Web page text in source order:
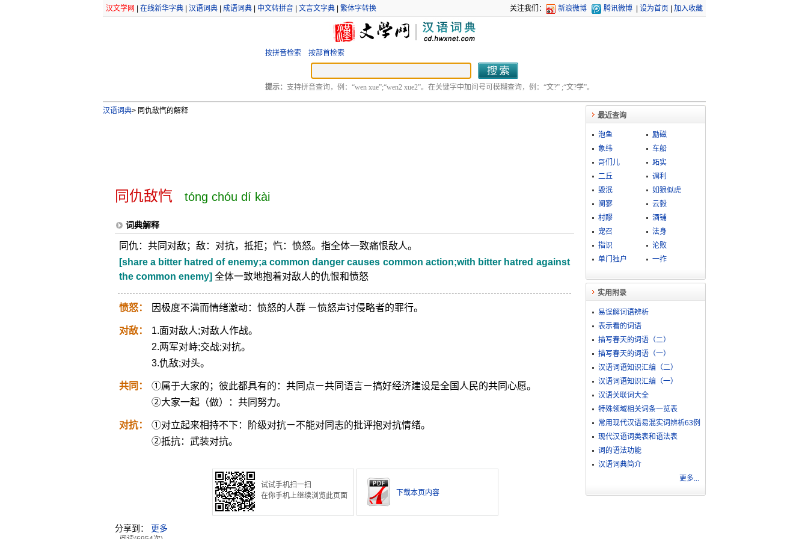
汉文学网 在线新华字典| 汉语词典| 成语词典| 中文转拼音| 文言文字典| 繁体字转换 关注我们： 新浪微博 腾讯微博 设为首页 加入收藏
按拼音检索 按部首检索
提示： 支持拼音查询，例：“wen xue”;“wen2 xue2”。在关键字中加问号可模糊查询，例：“文?” ;“文?学”。
汉语词典>同仇敌忾的解释
同仇敌忾 tóng chóu dí kài
词典解释
同仇：共同对敌；敌：对抗，抵拒；忾：愤怒。指全体一致痛恨敌人。
[share a bitter hatred of enemy;a common danger causes common action;with bitter hatred against
the common enemy] 全体一致地抱着对敌人的仇恨和愤怒
愤怒： 因极度不满而情绪激动：愤怒的人群 ㄧ愤怒声讨侵略者的罪行。
对敌：
1.面对敌人;对敌人作战。
2.两军对峙;交战;对抗。
3.仇敌;对头。
共同：
①属于大家的；彼此都具有的：共同点ㄧ共同语言ㄧ搞好经济建设是全国人民的共同心愿。
②大家一起（做）：共同努力。
对抗：
①对立起来相持不下：阶级对抗ㄧ不能对同志的批评抱对抗情绪。
②抵抗：武装对抗。
试试手机扫一扫
在你手机上继续浏览此页面
下载本页内容
分享到： 更多
最近查询
泡鱼
励磁
象纬
车船
哥们儿
跖实
二丘
调利
毁泯
如狼似虎
阒寥
云縠
村醪
酒铺
宠召
法身
指识
沦败
单门独户
一拃
实用附录
易误解词语辨析
表示看的词语
描写春天的词语（二）
描写春天的词语（一）
汉语词语知识汇编（二）
汉语词语知识汇编（一）
汉语关联词大全
特殊领域相关词条一览表
常用现代汉语易混实词辨析63例
现代汉语词类表和语法表
词的语法功能
汉语词典简介
更多...